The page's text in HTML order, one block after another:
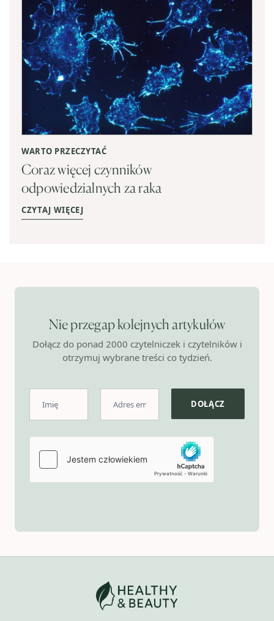
WARTO PRZECZYTAĆ
Coraz więcej czynników
odpowiedzialnych za raka
CZYTAJ WIĘCEJ
Nie przegap kolejnych artykułów
Dołącz do ponad 2000 czytelniczek i czytelników i
otrzymuj wybrane treści co tydzień.